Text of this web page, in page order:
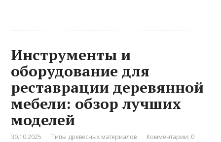
Инструменты и
оборудование для
реставрации деревянной
мебели: обзор лучших
моделей
30.10.2025 Типы древесных материалов Комментарии: 0